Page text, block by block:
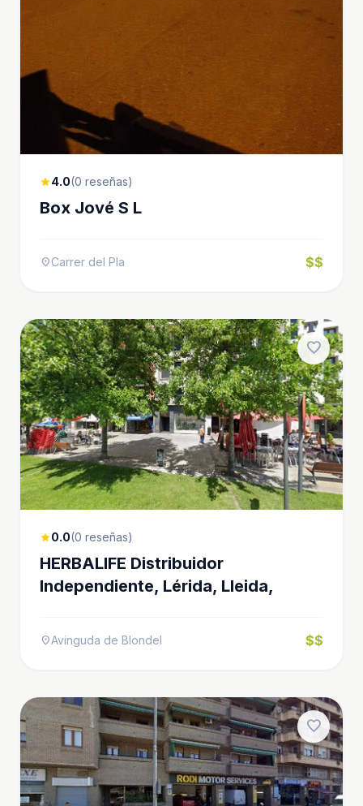
star4.0(0 reseñas)
Box Jové S L
location_onCarrer del Pla $$
favorite
star0.0(0 reseñas)
HERBALIFE Distribuidor
Independiente, Lérida, Lleida,
location_onAvinguda de Blondel $$
favorite